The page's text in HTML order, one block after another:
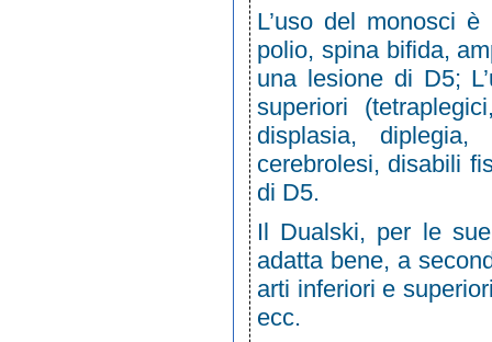
L’uso del monosci
polio, spina bifida,
una lesione di D5;
superiori
displasia,
cerebrolesi, disabili
di D5.
Il Dualski, per le
adatta bene, a
arti inferiori e
ecc.